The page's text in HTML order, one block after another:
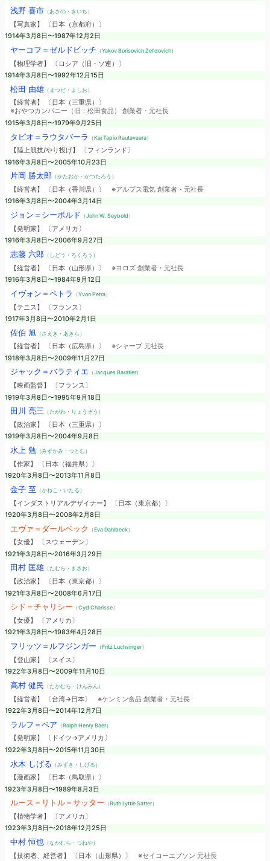
浅野 喜市 （あさの・きいち）
【写真家】 〔日本（京都府）〕
1914年3月8日〜1987年12月2日
ヤーコフ＝ゼルドビッチ （Yakov Borisovich Zel'dovich）
【物理学者】 〔ロシア（旧・ソ連）〕
1914年3月8日〜1992年12月15日
松田 由雄（まつだ・よしお）
【経営者】 〔日本（三重県）〕
※おやつカンパニー（旧：松田食品） 創業者・元社長
1915年3月8日〜1979年9月25日
タピオ＝ラウタバーラ （Kaj Tapio Rautavaara）
【陸上競技/やり投げ】 〔フィンランド〕
1916年3月8日〜2005年10月23日
片岡 勝太郎（かたおか・かつたろう）
【経営者】 〔日本（香川県）〕 ※アルプス電気 創業者・元社長
1916年3月8日〜2004年3月14日
ジョン＝シーボルド （John W. Seybold）
【発明家】 〔アメリカ〕
1916年3月8日〜2006年9月27日
志藤 六郎（しどう・ろくろう）
【経営者】 〔日本（山形県）〕 ※ヨロズ 創業者・元社長
1916年3月8日〜1984年9月12日
イヴォン＝ペトラ （Yvon Petra）
【テニス】 〔フランス〕
1917年3月8日〜2010年2月1日
佐伯 旭（さえき・あきら）
【経営者】 〔日本（広島県）〕 ※シャープ 元社長
1918年3月8日〜2009年11月27日
ジャック＝バラティエ （Jacques Baratier）
【映画監督】 〔フランス〕
1919年3月8日〜1995年9月18日
田川 亮三 （たがわ・りょうぞう）
【政治家】 〔日本（三重県）〕
1919年3月8日〜2004年9月8日
水上 勉（みずかみ・つとむ）
【作家】 〔日本（福井県）〕
1920年3月8日〜2013年11月8日
金子 至 （かねこ・いたる）
【インダストリアルデザイナー】 〔日本（東京都）〕
1920年3月8日〜2008年2月8日
エヴァ＝ダールベック （Eva Dahlbeck）
【女優】 〔スウェーデン〕
1921年3月8日〜2016年3月29日
田村 匡雄（たむら・まさお）
【政治家】 〔日本（東京都）〕
1921年3月8日〜2008年6月17日
シド＝チャリシー （Cyd Charisse）
【女優】 〔アメリカ〕
1921年3月8日〜1983年4月28日
フリッツ＝ルフジンガー （Fritz Luchsinger）
【登山家】 〔スイス〕
1922年3月8日〜2009年11月10日
高村 健民 （たかむら・けんみん）
【経営者】 〔台湾→日本〕 ※ケンミン食品 創業者・元社長
1922年3月8日〜2014年12月7日
ラルフ＝ベア （Ralph Henry Baer）
【発明家】 〔ドイツ→アメリカ〕
1922年3月8日〜2015年11月30日
水木 しげる （みずき・しげる）
【漫画家】 〔日本（鳥取県）〕
1923年3月8日〜1989年8月3日
ルース＝リトル＝サッター （Ruth Lyttle Satter）
【植物学者】 〔アメリカ〕
1923年3月8日〜2018年12月25日
中村 恒也（なかむら・つねや）
【技術者、経営者】 〔日本（山形県）〕 ※セイコーエプソン 元社長